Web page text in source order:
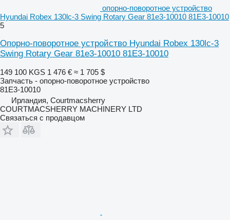
опорно-поворотное устройство
Hyundai Robex 130lc-3 Swing Rotary Gear 81e3-10010 81E3-10010
5
Опорно-поворотное устройство Hyundai Robex 130lc-3
Swing Rotary Gear 81e3-10010 81E3-10010
149 100 KGS 1 476 € ≈ 1 705 $
Запчасть - опорно-поворотное устройство
81E3-10010
Ирландия, Courtmacsherry
COURTMACSHERRY MACHINERY LTD
Связаться с продавцом